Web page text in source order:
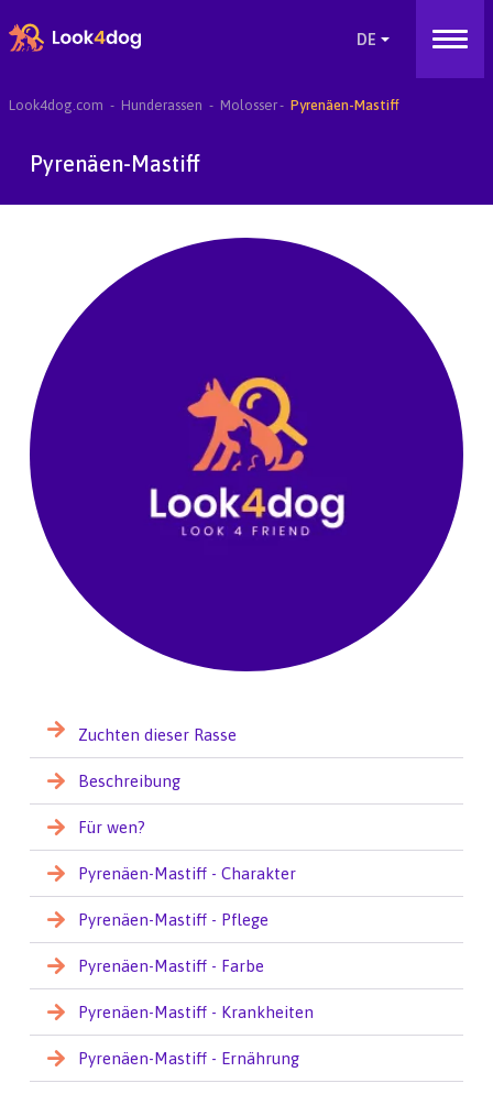
Look4dog.com Hunderassen Molosser Pyrenäen-Mastiff
Pyrenäen-Mastiff
Zuchten dieser Rasse
Beschreibung
Für wen?
Pyrenäen-Mastiff - Charakter
Pyrenäen-Mastiff - Pflege
Pyrenäen-Mastiff - Farbe
Pyrenäen-Mastiff - Krankheiten
Pyrenäen-Mastiff - Ernährung